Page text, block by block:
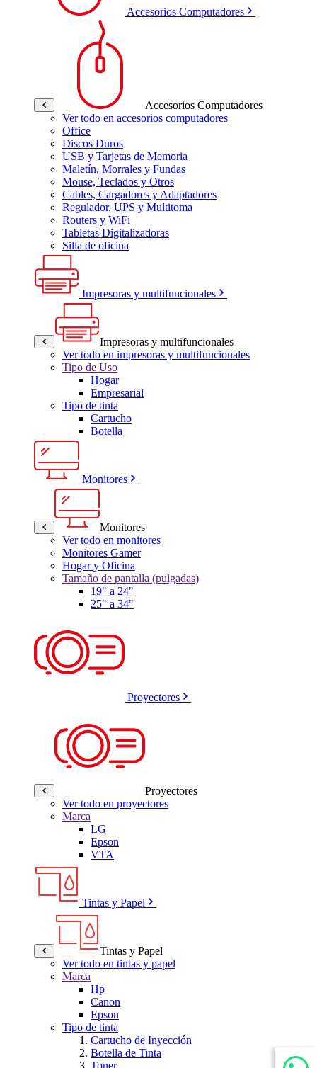
Accesorios Computadores
Accesorios Computadores
Ver todo en accesorios computadores
Office
Discos Duros
USB y Tarjetas de Memoria
Maletín, Morrales y Fundas
Mouse, Teclados y Otros
Cables, Cargadores y Adaptadores
Regulador, UPS y Multitoma
Routers y WiFi
Tabletas Digitalizadoras
Silla de oficina
Impresoras y multifuncionales
Impresoras y multifuncionales
Ver todo en impresoras y multifuncionales
Tipo de Uso
Hogar
Empresarial
Tipo de tinta
Cartucho
Botella
Monitores
Monitores
Ver todo en monitores
Monitores Gamer
Hogar y Oficina
Tamaño de pantalla (pulgadas)
19" a 24"
25" a 34"
Proyectores
Proyectores
Ver todo en proyectores
Marca
LG
Epson
VTA
Tintas y Papel
Tintas y Papel
Ver todo en tintas y papel
Marca
Hp
Canon
Epson
Tipo de tinta
Cartucho de Inyección
Botella de Tinta
Toner